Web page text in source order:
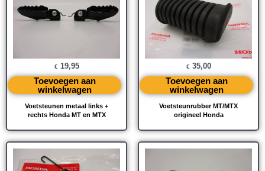
Voetsteunen metaal links +
rechts Honda MT en MTX
€ 19,95
Toevoegen aan
winkelwagen
Voetsteunrubber MT/MTX
origineel Honda
€ 35,00
Toevoegen aan
winkelwagen